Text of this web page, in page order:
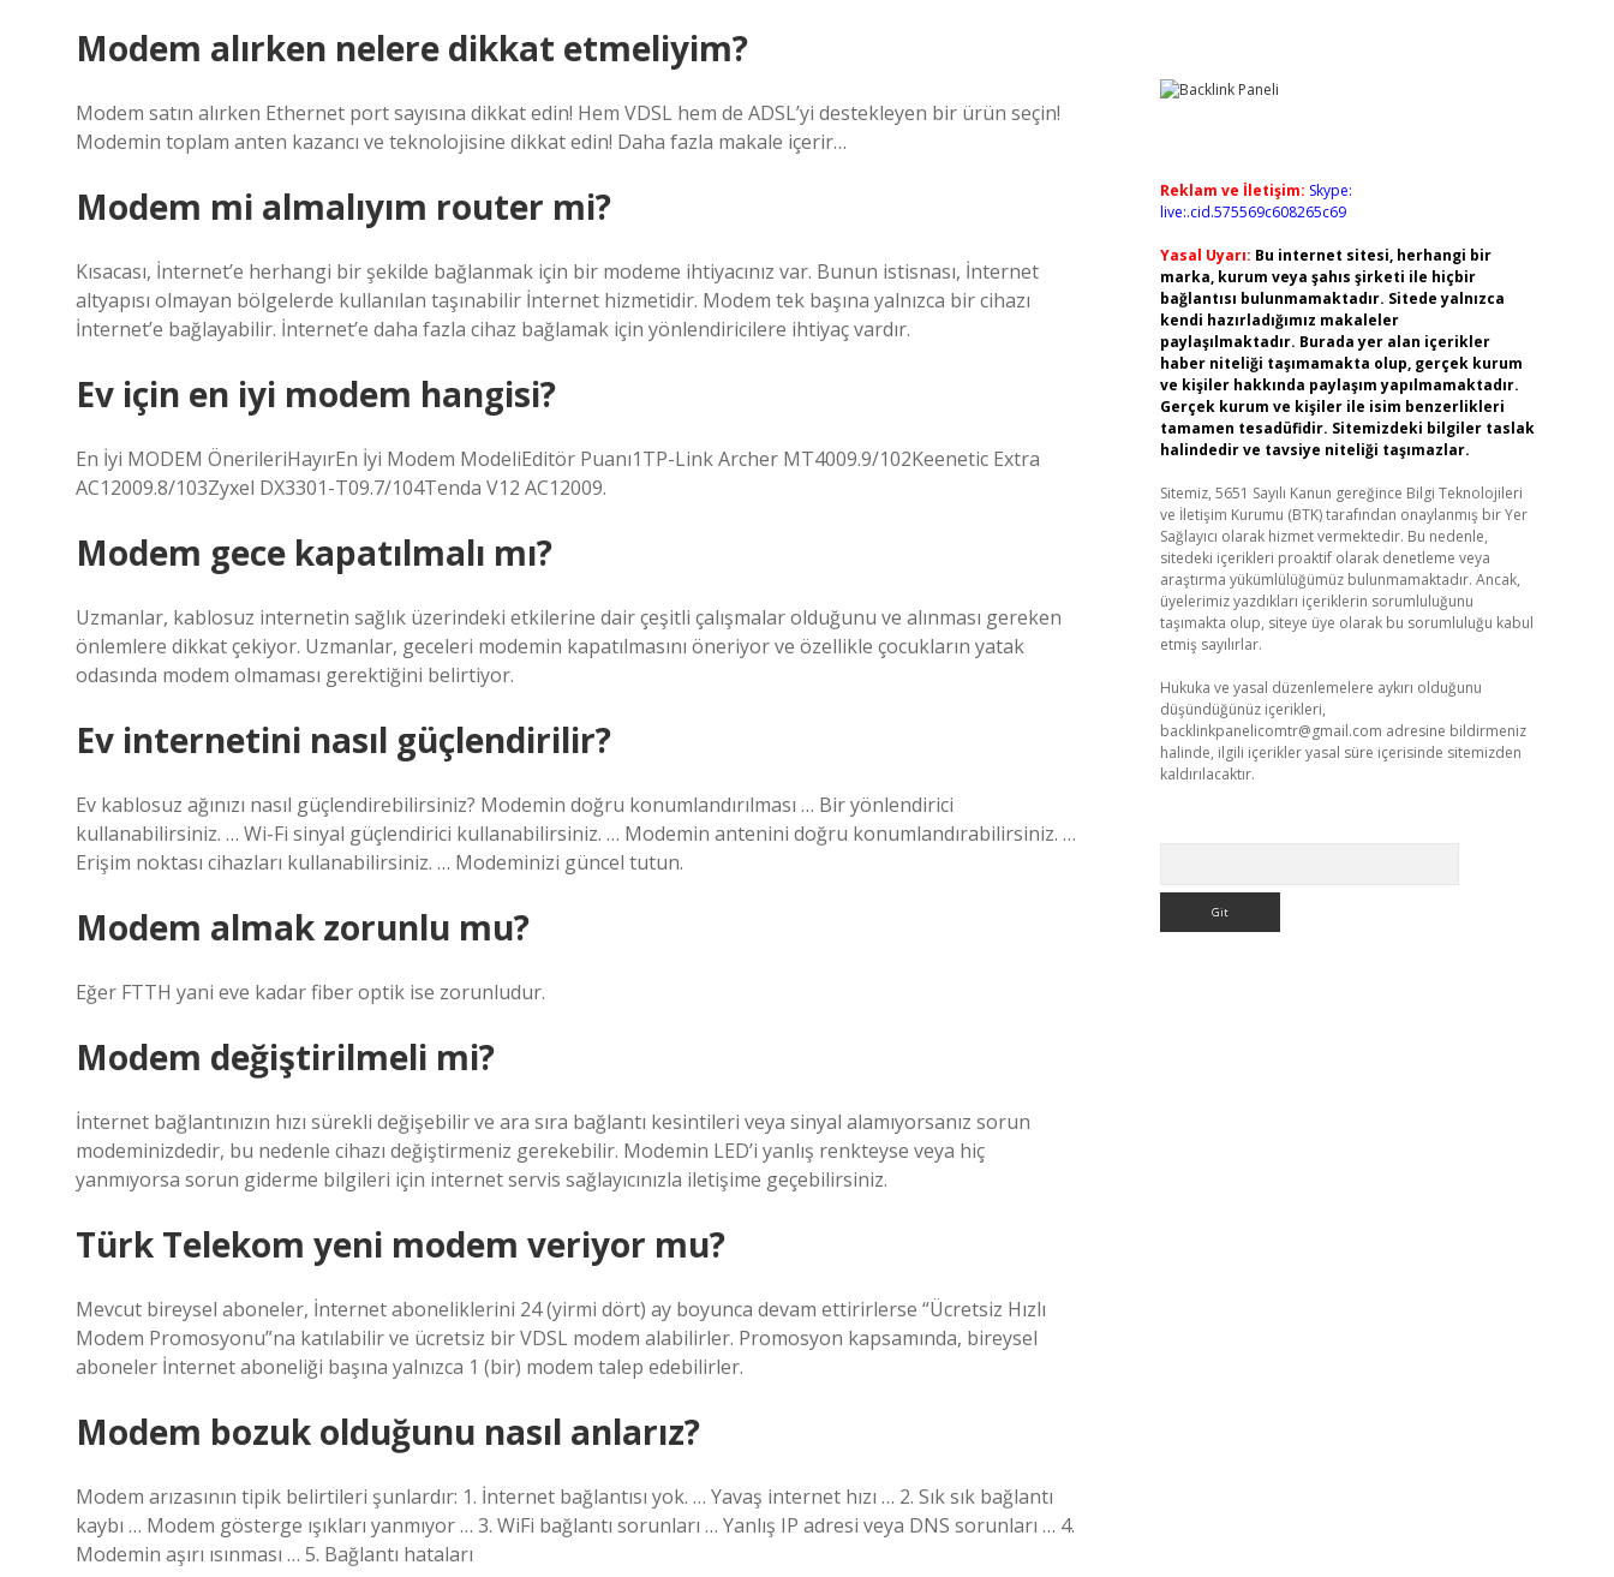
Modem alırken nelere dikkat etmeliyim?
Modem satın alırken Ethernet port sayısına dikkat edin! Hem VDSL hem de ADSL’yi destekleyen bir ürün seçin!
Modemin toplam anten kazancı ve teknolojisine dikkat edin! Daha fazla makale içerir…
Modem mi almalıyım router mi?
Kısacası, İnternet’e herhangi bir şekilde bağlanmak için bir modeme ihtiyacınız var. Bunun istisnası, İnternet
altyapısı olmayan bölgelerde kullanılan taşınabilir İnternet hizmetidir. Modem tek başına yalnızca bir cihazı
İnternet’e bağlayabilir. İnternet’e daha fazla cihaz bağlamak için yönlendiricilere ihtiyaç vardır.
Ev için en iyi modem hangisi?
En İyi MODEM ÖnerileriHayırEn İyi Modem ModeliEditör Puanı1TP-Link Archer MT4009.9/102Keenetic Extra
AC12009.8/103Zyxel DX3301-T09.7/104Tenda V12 AC12009.
Modem gece kapatılmalı mı?
Uzmanlar, kablosuz internetin sağlık üzerindeki etkilerine dair çeşitli çalışmalar olduğunu ve alınması gereken
önlemlere dikkat çekiyor. Uzmanlar, geceleri modemin kapatılmasını öneriyor ve özellikle çocukların yatak
odasında modem olmaması gerektiğini belirtiyor.
Ev internetini nasıl güçlendirilir?
Ev kablosuz ağınızı nasıl güçlendirebilirsiniz? Modemin doğru konumlandırılması … Bir yönlendirici
kullanabilirsiniz. … Wi-Fi sinyal güçlendirici kullanabilirsiniz. … Modemin antenini doğru konumlandırabilirsiniz. …
Erişim noktası cihazları kullanabilirsiniz. … Modeminizi güncel tutun.
Modem almak zorunlu mu?
Eğer FTTH yani eve kadar fiber optik ise zorunludur.
Modem değiştirilmeli mi?
İnternet bağlantınızın hızı sürekli değişebilir ve ara sıra bağlantı kesintileri veya sinyal alamıyorsanız sorun
modeminizdedir, bu nedenle cihazı değiştirmeniz gerekebilir. Modemin LED’i yanlış renkteyse veya hiç
yanmıyorsa sorun giderme bilgileri için internet servis sağlayıcınızla iletişime geçebilirsiniz.
Türk Telekom yeni modem veriyor mu?
Mevcut bireysel aboneler, İnternet aboneliklerini 24 (yirmi dört) ay boyunca devam ettirirlerse “Ücretsiz Hızlı
Modem Promosyonu”na katılabilir ve ücretsiz bir VDSL modem alabilirler. Promosyon kapsamında, bireysel
aboneler İnternet aboneliği başına yalnızca 1 (bir) modem talep edebilirler.
Modem bozuk olduğunu nasıl anlarız?
Modem arızasının tipik belirtileri şunlardır: 1. İnternet bağlantısı yok. … Yavaş internet hızı … 2. Sık sık bağlantı
kaybı … Modem gösterge ışıkları yanmıyor … 3. WiFi bağlantı sorunları … Yanlış IP adresi veya DNS sorunları … 4.
Modemin aşırı ısınması … 5. Bağlantı hataları
Reklam ve İletişim: Skype:
live:.cid.575569c608265c69
Yasal Uyarı: Bu internet sitesi, herhangi bir
marka, kurum veya şahıs şirketi ile hiçbir
bağlantısı bulunmamaktadır. Sitede yalnızca
kendi hazırladığımız makaleler
paylaşılmaktadır. Burada yer alan içerikler
haber niteliği taşımamakta olup, gerçek kurum
ve kişiler hakkında paylaşım yapılmamaktadır.
Gerçek kurum ve kişiler ile isim benzerlikleri
tamamen tesadüfidir. Sitemizdeki bilgiler taslak
halindedir ve tavsiye niteliği taşımazlar.
Sitemiz, 5651 Sayılı Kanun gereğince Bilgi Teknolojileri
ve İletişim Kurumu (BTK) tarafından onaylanmış bir Yer
Sağlayıcı olarak hizmet vermektedir. Bu nedenle,
sitedeki içerikleri proaktif olarak denetleme veya
araştırma yükümlülüğümüz bulunmamaktadır. Ancak,
üyelerimiz yazdıkları içeriklerin sorumluluğunu
taşımakta olup, siteye üye olarak bu sorumluluğu kabul
etmiş sayılırlar.
Hukuka ve yasal düzenlemelere aykırı olduğunu
düşündüğünüz içerikleri,
backlinkpanelicomtr@gmail.com adresine bildirmeniz
halinde, ilgili içerikler yasal süre içerisinde sitemizden
kaldırılacaktır.